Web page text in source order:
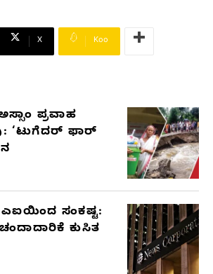
X Koo
ಪ್ರವಾಹ
‘ಟುಗೆದರ್ ಫಾರ್
ಸಂಕಷ್ಟ:
ಕುಸಿತ